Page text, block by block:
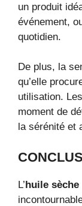
un produit
événement,
quotidien.
De plus, la
qu’elle
utilisation.
moment de
la sérénité et
L’huile sèche